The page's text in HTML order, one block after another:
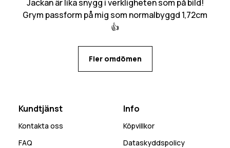
Jackan är lika snygg i verkligheten som på bild!
Grym passform på mig som normalbyggd 1,72cm
👍
Fler omdömen
Kundtjänst
Kontakta oss
FAQ
Info
Köpvillkor
Dataskyddspolicy